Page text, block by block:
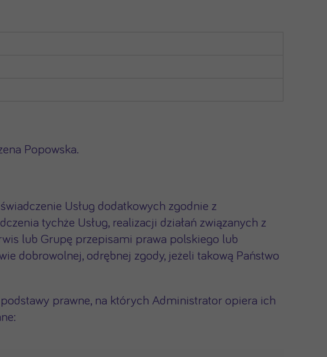
Popowska.
Usług dodatkowych zgodnie z
tychże Usług, realizacji działań związanych z
lub Grupę przepisami prawa polskiego lub
dobrowolnej, odrębnej zgody, jeżeli takową Państwo
prawne, na których Administrator opiera ich